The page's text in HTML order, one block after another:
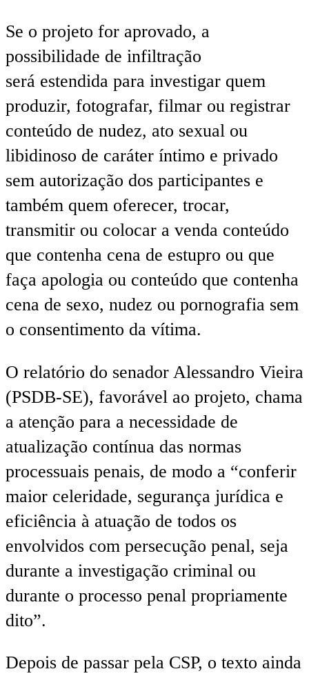
Se o projeto for aprovado, a
possibilidade de infiltração
será estendida para investigar quem
produzir, fotografar, filmar ou registrar
conteúdo de nudez, ato sexual ou
libidinoso de caráter íntimo e privado
sem autorização dos participantes e
também quem oferecer, trocar,
transmitir ou colocar a venda conteúdo
que contenha cena de estupro ou que
faça apologia ou conteúdo que contenha
cena de sexo, nudez ou pornografia sem
o consentimento da vítima.
O relatório do senador Alessandro Vieira
(PSDB-SE), favorável ao projeto, chama
a atenção para a necessidade de
atualização contínua das normas
processuais penais, de modo a “conferir
maior celeridade, segurança jurídica e
eficiência à atuação de todos os
envolvidos com persecução penal, seja
durante a investigação criminal ou
durante o processo penal propriamente
dito”.
Depois de passar pela CSP, o texto ainda